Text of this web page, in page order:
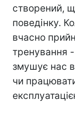
створений,
поведінку.
вчасно
тренування -
змушує нас
чи